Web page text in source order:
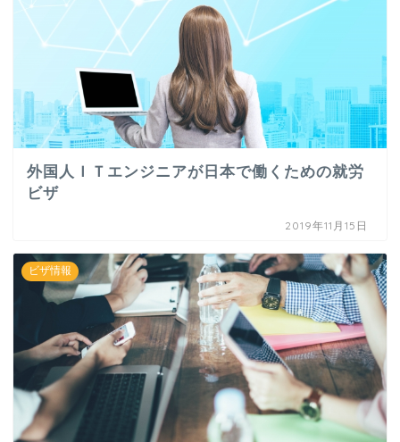
外国人ＩＴエンジニアが日本で働くための就労
ビザ
2019年11月15日
ビザ情報